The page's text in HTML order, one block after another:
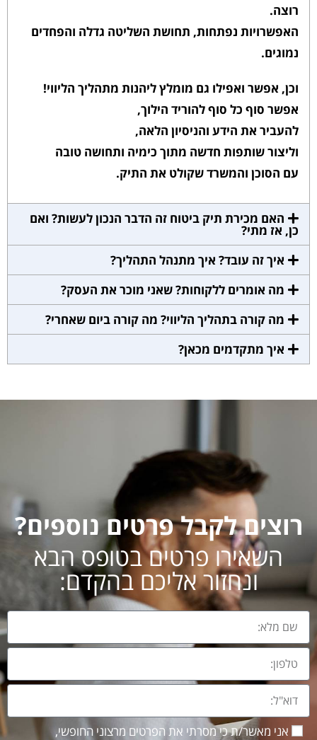
רוצה.
האפשרויות נפתחות, תחושת השליטה גדלה והפחדים
נמוגים.
וכן, אפשר ואפילו גם מומלץ ליהנות מתהליך הליווי!
אפשר סוף כל סוף להוריד הילוך,
להעביר את הידע והניסיון הלאה,
וליצור שותפות חדשה מתוך כימיה ותחושה טובה
עם הסוכן והמשרד שקולט את התיק.
האם מכירת תיק ביטוח זה הדבר הנכון לעשות? ואם
כן, אז מתי?
איך זה עובד? איך מתנהל התהליך?
מה אומרים ללקוחות? שאני מוכר את העסק?
מה קורה בתהליך הליווי? מה קורה ביום שאחרי?
איך מתקדמים מכאן?
רוצים לקבל פרטים נוספים?
השאירו פרטים בטופס הבא
ונחזור אליכם בהקדם:
אני מאשר/ת כי מסרתי את הפרטים מרצוני החופשי,